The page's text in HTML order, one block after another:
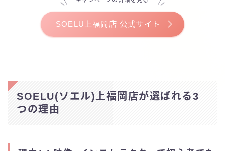
SOELU上福岡店 公式サイト
SOELU(ソエル)上福岡店が選ばれる3
つの理由